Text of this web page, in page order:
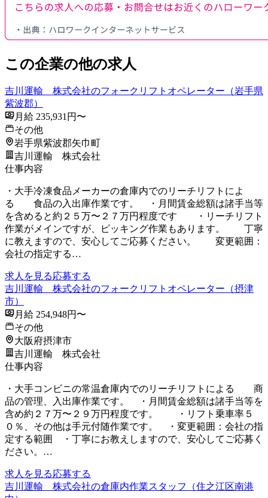
この企業の他の求人
吉川運輸 株式会社のフォークリフトオペレーター（岩手県
紫波郡）
月給 235,931円〜
その他
岩手県紫波郡矢巾町
吉川運輸 株式会社
仕事内容
・大手冷凍食品メーカーの倉庫内でのリーチリフトによ
る 食品の入出庫作業です。 ・月間賃金総額は諸手当等
を含めると約２５万〜２７万円程度です ・リーチリフト
作業がメインですが、ピッキング作業もあります。 丁寧
に教えますので、安心してご応募ください。 変更範囲：
会社の指定する…
求人を見る応募する
吉川運輸 株式会社のフォークリフトオペレーター（摂津
市）
月給 254,948円〜
その他
大阪府摂津市
吉川運輸 株式会社
仕事内容
・大手コンビニの常温倉庫内でのリーチリフトによる 商
品の管理、入出庫作業です。 ・月間賃金総額は諸手当等を
含め約２７万〜２９万円程度です。 ・リフト乗車率５
０％、その他は手元付随作業です。 ・変更範囲：会社の指
定する範囲 ・丁寧にお教えしますので、安心してご応募く
ださい。…
求人を見る応募する
吉川運輸 株式会社の倉庫内作業スタッフ（住之江区南港